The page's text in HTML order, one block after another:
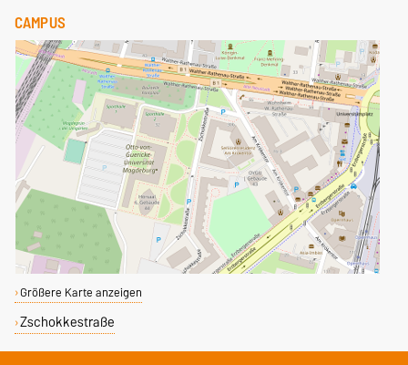
CAMPUS
Größere Karte anzeigen
Zschokkestraße